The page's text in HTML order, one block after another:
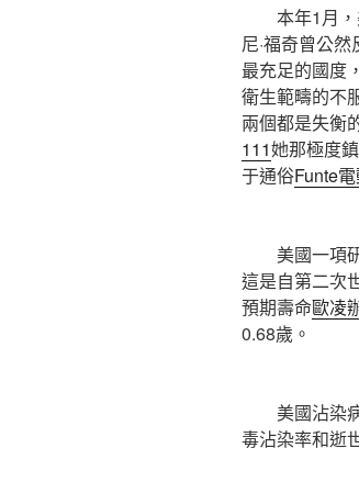
本年1月，
尼·福奇曾公
最充足的國度
衛生範疇的不
兩個都是失衡
111她那極度
于通俗Funte
美國一項研
這是自第二次
預期壽命歐凌
0.68歲。
美國沾染病
毒沾染率和逝